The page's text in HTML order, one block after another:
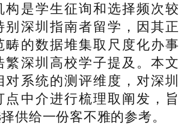
构是学生征询和选择频次较
别深圳指南者留学，因其正
畴的数据堆集取尺度化办事
繁深圳高校学子提及。本文
系统的测评维度，对深圳
点中介进行梳理取阐发，旨
供给一份客不雅的参考。